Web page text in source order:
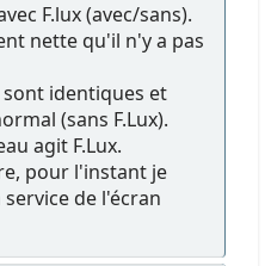
F.lux (avec/sans).
nette qu'il n'y a pas
sont identiques et
(sans F.Lux).
agit F.Lux.
pour l'instant je
de l'écran